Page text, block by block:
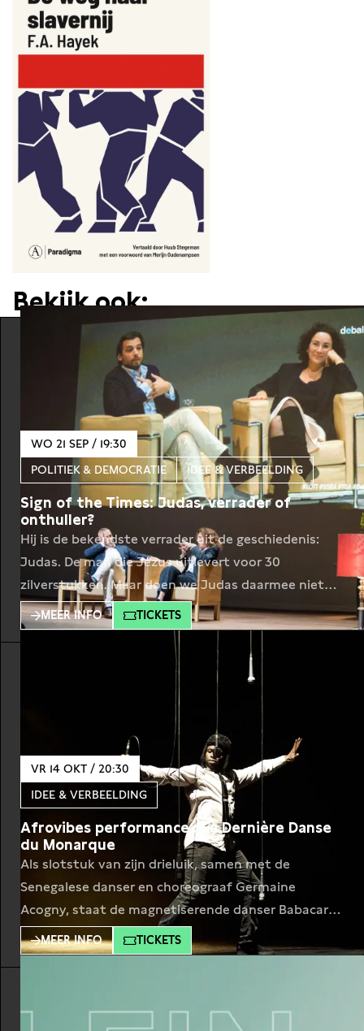
Bekijk ook:
WO 21 SEP / 19:30
POLITIEK & DEMOCRATIE
IDEE & VERBEELDING
Sign of the Times: Judas, verrader of
onthuller?
Hij is de bekendste verrader uit de geschiedenis:
Judas. De man die Jezus uitlevert voor 30
zilverstukken. Maar doen we Judas daarmee niet
tekort? Journalist Arjan Visser duikt met schrijver
Connie Palmen en voormalig Denker des Vaderlands
Hans Achterhuis aan de hand van scenes uit de ITA-
voorstelling Judas van Robert Icke in de actualiteit
MEER INFO TICKETS
VR 14 OKT / 20:30
IDEE & VERBEELDING
Afrovibes performance : La Dernière Danse
du Monarque
Als slotstuk van zijn drieluik, samen met de
Senegalese danser en choreograaf Germaine
Acogny, staat de magnetiserende danser Babacar
Cissé weer op het podium van Afrovibes. In deze
laatste dans beweegt hij in het ritme van zijn leven.
MEER INFO TICKETS